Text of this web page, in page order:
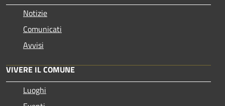
Notizie
Comunicati
Avvisi
VIVERE IL COMUNE
Luoghi